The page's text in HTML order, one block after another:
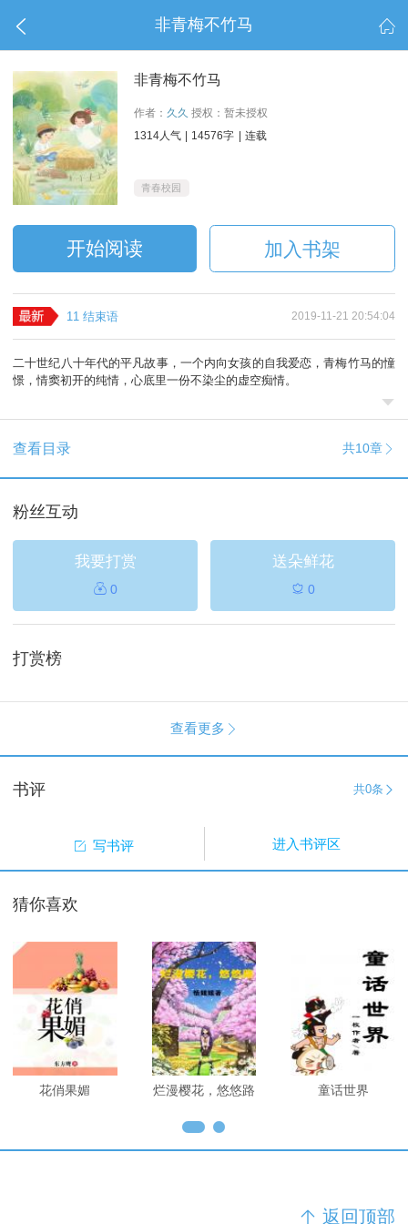
 非青梅不竹马 
非青梅不竹马
作者： 久久 授权：暂未授权
1314人气
14576字 连载
青春校园
开始阅读 加入书架
11 结束语 2019-11-21 20:54:04
二十世纪八十年代的平凡故事，一个内向女孩的自我爱恋，青梅竹马的憧
憬，情窦初开的纯情，心底里一份不染尘的虚空痴情。

查看目录 共10章 
粉丝互动
我要打赏
0
送朵鲜花
 0
打赏榜
查看更多 
书评 共0条 
 写书评 进入书评区
猜你喜欢
花俏果媚 烂漫樱花，悠悠路 童话世界
 返回顶部